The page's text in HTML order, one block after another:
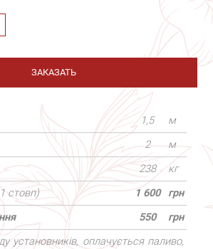
ЗАКАЗАТЬ
1,5
м
2
м
238
кг
стовп) 1 600
грн
550
грн
установників, оплачується паливо,